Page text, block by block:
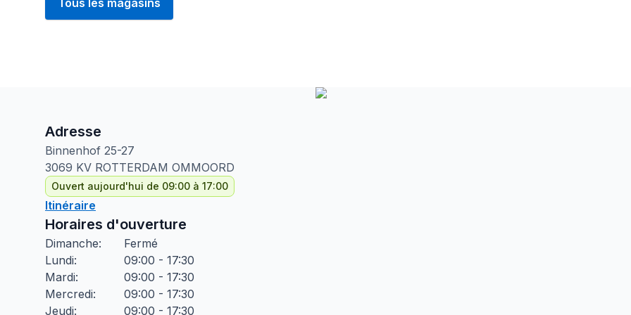
Tous les magasins
Adresse
Binnenhof 25-27
3069 KV ROTTERDAM OMMOORD
Ouvert aujourd'hui de 09:00 à 17:00
Itinéraire
Horaires d'ouverture
Dimanche:
Fermé
Lundi:
09:00 - 17:30
Mardi:
09:00 - 17:30
Mercredi:
09:00 - 17:30
Jeudi: 09:00 - 17:30